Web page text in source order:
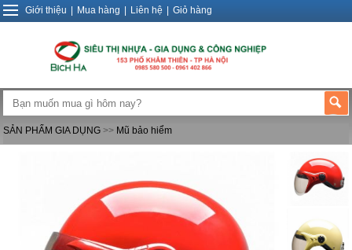
Giới thiệu Mua hàng Liên hệ Giỏ hàng
SẢN PHẨM GIA DỤNG >> Mũ bảo hiểm